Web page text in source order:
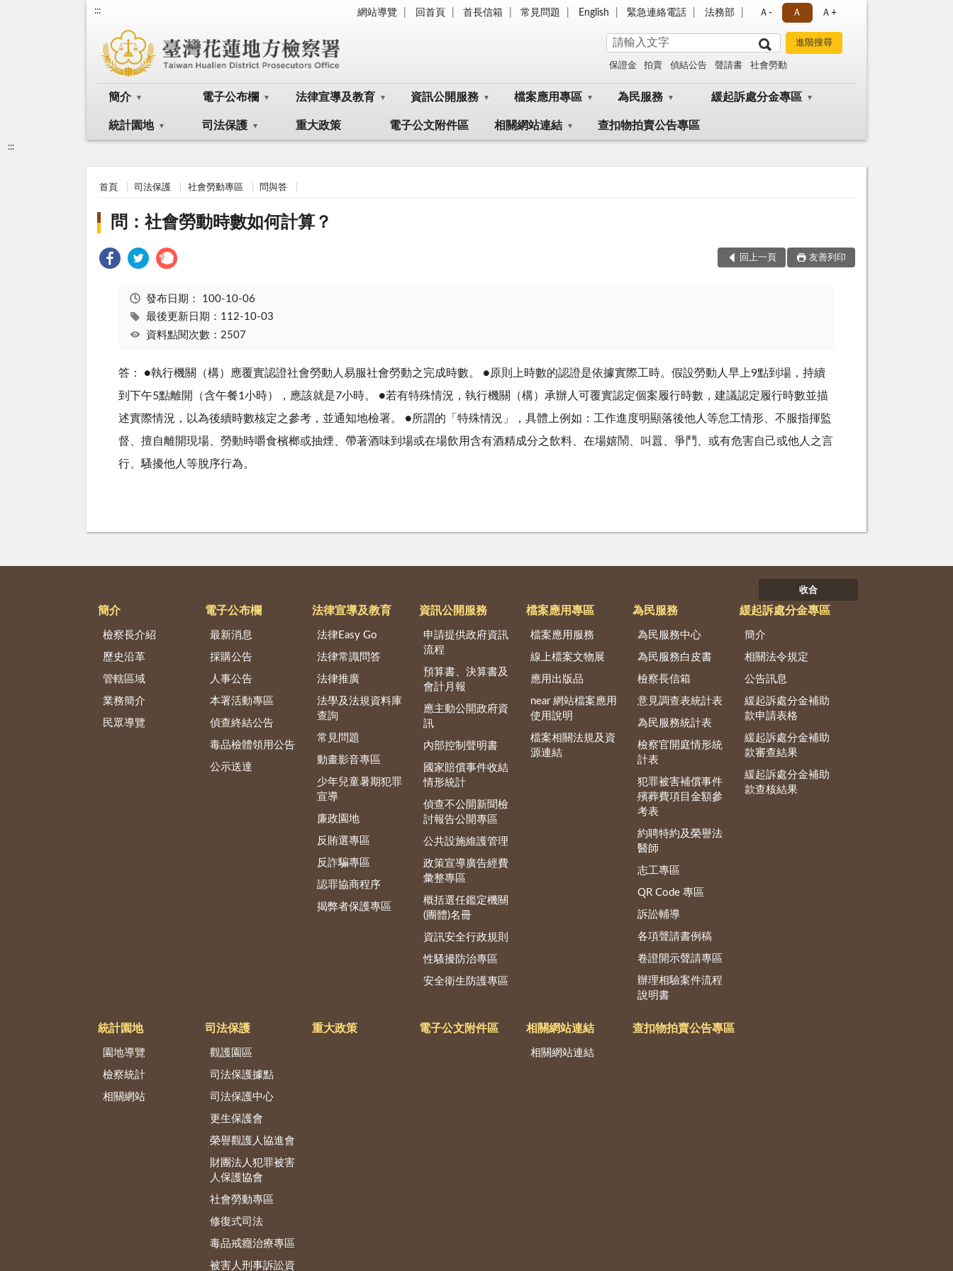
::: 網站導覽 回首頁 首長信箱 常見問題 English 緊急連絡電話 法務部 Ａ- Ａ Ａ+
保證金 拍賣 偵結公告 聲請書 社會勞動
簡介 電子公布欄 法律宣導及教育 資訊公開服務 檔案應用專區 為民服務 緩起訴處分金專區
統計園地 司法保護 重大政策 電子公文附件區 相關網站連結 查扣物拍賣公告專區
:::
首頁 司法保護 社會勞動專區 問與答
問：社會勞動時數如何計算？
回上一頁 友善列印
發布日期： 100-10-06
最後更新日期：112-10-03
資料點閱次數：2507
答： ●執行機關（構）應覆實認證社會勞動人易服社會勞動之完成時數。 ●原則上時數的認證是依據實際工時。假設勞動人早上9點到場，持續
到下午5點離開（含午餐1小時），應該就是7小時。 ●若有特殊情況，執行機關（構）承辦人可覆實認定個案履行時數，建議認定履行時數並描
述實際情況，以為後續時數核定之參考，並通知地檢署。 ●所謂的「特殊情況」，具體上例如：工作進度明顯落後他人等怠工情形、不服指揮監
督、擅自離開現場、勞動時嚼食檳榔或抽煙、帶著酒味到場或在場飲用含有酒精成分之飲料、在場嬉鬧、叫囂、爭鬥、或有危害自己或他人之言
行、騷擾他人等脫序行為。
收合
簡介
檢察長介紹
歷史沿革
管轄區域
業務簡介
民眾導覽
電子公布欄
最新消息
採購公告
人事公告
本署活動專區
偵查終結公告
毒品檢體領用公告
公示送達
法律宣導及教育
法律Easy Go
法律常識問答
法律推廣
法學及法規資料庫
查詢
常見問題
動畫影音專區
少年兒童暑期犯罪
宣導
廉政園地
反賄選專區
反詐騙專區
認罪協商程序
揭弊者保護專區
資訊公開服務
申請提供政府資訊
流程
預算書、決算書及
會計月報
應主動公開政府資
訊
內部控制聲明書
國家賠償事件收結
情形統計
偵查不公開新聞檢
討報告公開專區
公共設施維護管理
政策宣導廣告經費
彙整專區
概括選任鑑定機關
(團體)名冊
資訊安全行政規則
性騷擾防治專區
安全衛生防護專區
檔案應用專區
檔案應用服務
線上檔案文物展
應用出版品
near 網站檔案應用
使用說明
檔案相關法規及資
源連結
為民服務
為民服務中心
為民服務白皮書
檢察長信箱
意見調查表統計表
為民服務統計表
檢察官開庭情形統
計表
犯罪被害補償事件
殯葬費項目金額參
考表
約聘特約及榮譽法
醫師
志工專區
QR Code 專區
訴訟輔導
各項聲請書例稿
卷證開示聲請專區
辦理相驗案件流程
說明書
緩起訴處分金專區
簡介
相關法令規定
公告訊息
緩起訴處分金補助
款申請表格
緩起訴處分金補助
款審查結果
緩起訴處分金補助
款查核結果
統計園地
園地導覽
檢察統計
相關網站
司法保護
觀護園區
司法保護據點
司法保護中心
更生保護會
榮譽觀護人協進會
財團法人犯罪被害
人保護協會
社會勞動專區
修復式司法
毒品戒癮治療專區
被害人刑事訴訟資
重大政策 電子公文附件區 相關網站連結
相關網站連結
查扣物拍賣公告專區